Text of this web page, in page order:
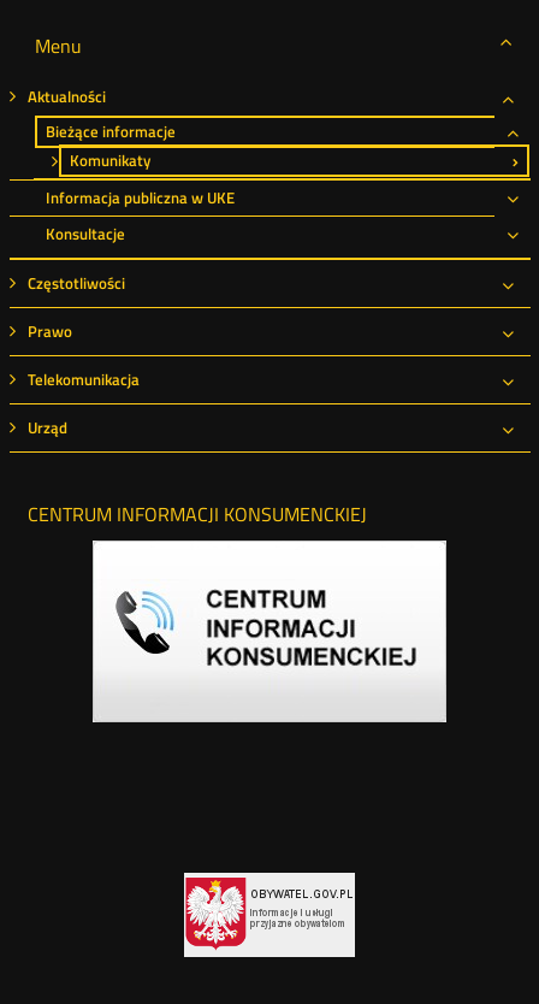
Menu
Aktualności
Bieżące informacje
Komunikaty
Informacja publiczna w UKE
Konsultacje
Częstotliwości
Prawo
Telekomunikacja
Urząd
CENTRUM INFORMACJI KONSUMENCKIEJ